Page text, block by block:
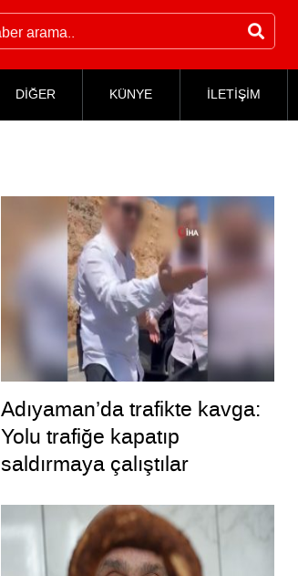
DİĞER KÜNYE İLETİŞİM
Adıyaman’da trafikte kavga:
Yolu trafiğe kapatıp
saldırmaya çalıştılar